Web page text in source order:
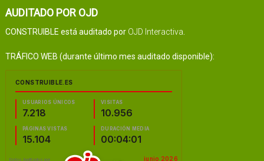
AUDITADO POR OJD
CONSTRUIBLE está auditado por OJD Interactiva
TRÁFICO WEB (durante último mes auditado disponible):